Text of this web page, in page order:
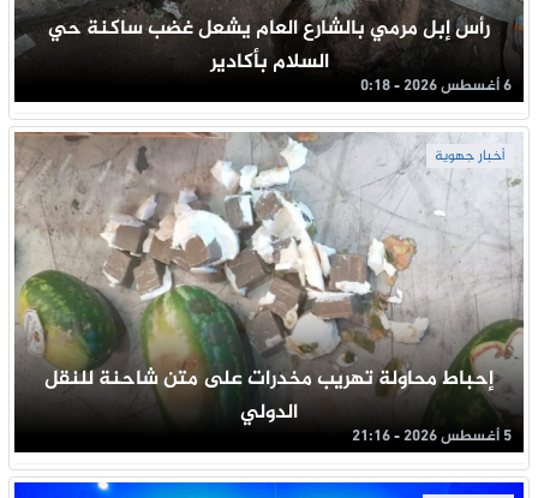
رأس إبل مرمي بالشارع العام يشعل غضب ساكنة حي
السلام بأكادير
6 أغسطس 2026 - 0:18
أخبار جهوية
إحباط محاولة تهريب مخدرات على متن شاحنة للنقل
الدولي
5 أغسطس 2026 - 21:16